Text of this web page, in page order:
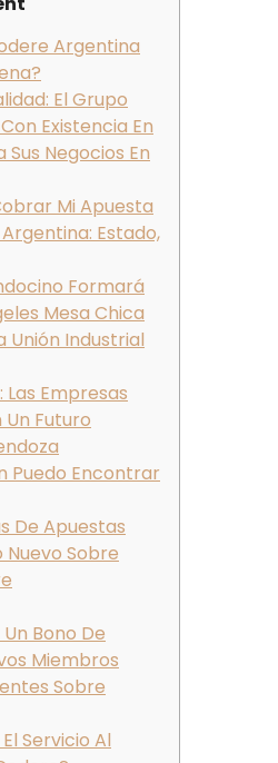
Argentina
El Grupo
Existencia En
Sus Negocios En
Mi Apuesta
Estado,
Formará
Mesa Chica
Unión Industrial
Las Empresas
Un Futuro
Puedo Encontrar
De Apuestas
Nuevo Sobre
Bono De
Miembros
Sobre
Servicio Al